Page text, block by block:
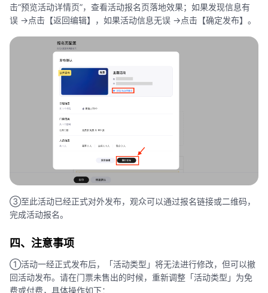
击“预览活动详情页”，查看活动报名页落地效果；如果发现信息有
误 ->点击【返回编辑】，如果活动信息无误 ->点击【确定发布】。
③至此活动已经正式对外发布，观众可以通过报名链接或二维码，
完成活动报名。
四、注意事项
①活动一经正式发布后，「活动类型」将无法进行修改，但可以撤
回活动发布。请在门票未售出的时候，重新调整「活动类型」为免
费或付费，具体操作如下：